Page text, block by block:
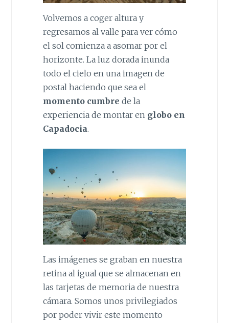
Volvemos a coger altura y
regresamos al valle para ver cómo
el sol comienza a asomar por el
horizonte. La luz dorada inunda
todo el cielo en una imagen de
postal haciendo que sea el
momento cumbre de la
experiencia de montar en globo en
Capadocia.
Las imágenes se graban en nuestra
retina al igual que se almacenan en
las tarjetas de memoria de nuestra
cámara. Somos unos privilegiados
por poder vivir este momento